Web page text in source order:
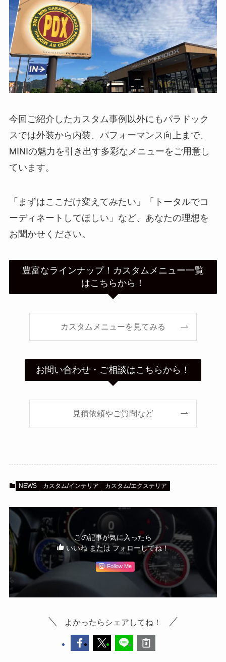
今回ご紹介したカスタム事例以外にもパラドック
スでは外装から内装、パフォーマンス向上まで、
MINIの魅力を引き出す多彩なメニューをご用意し
ています。
「まずはここだけ変えてみたい」「トータルでコ
ーディネートしてほしい」など、あなたの理想を
お聞かせください。
豊富なラインナップ！カスタムメニュー一覧
はこちらから！
カスタムメニューを見てみる
お問い合わせ・ご相談はこちらから！
見積依頼やご質問など
NEWS カスタム/インテリア カスタム/エクステリア
この記事が気に入ったら
いいね または フォローしてね！
Follow Me
よかったらシェアしてね！